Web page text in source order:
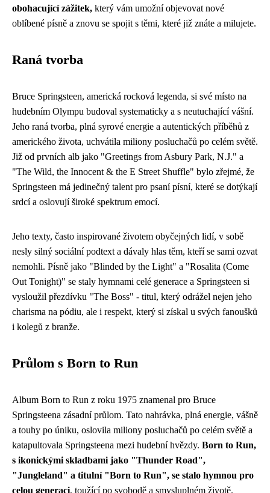
obohacující zážitek, který vám umožní objevovat nové
oblíbené písně a znovu se spojit s těmi, které již znáte a milujete.
Raná tvorba
Bruce Springsteen, americká rocková legenda, si své místo na
hudebním Olympu budoval systematicky a s neutuchající vášní.
Jeho raná tvorba, plná syrové energie a autentických příběhů z
amerického života, uchvátila miliony posluchačů po celém světě.
Již od prvních alb jako "Greetings from Asbury Park, N.J." a
"The Wild, the Innocent & the E Street Shuffle" bylo zřejmé, že
Springsteen má jedinečný talent pro psaní písní, které se dotýkají
srdcí a oslovují široké spektrum emocí.
Jeho texty, často inspirované životem obyčejných lidí, v sobě
nesly silný sociální podtext a dávaly hlas těm, kteří se sami ozvat
nemohli. Písně jako "Blinded by the Light" a "Rosalita (Come
Out Tonight)" se staly hymnami celé generace a Springsteen si
vysloužil přezdívku "The Boss" - titul, který odrážel nejen jeho
charisma na pódiu, ale i respekt, který si získal u svých fanoušků
i kolegů z branže.
Průlom s Born to Run
Album Born to Run z roku 1975 znamenal pro Bruce
Springsteena zásadní průlom. Tato nahrávka, plná energie, vášně
a touhy po úniku, oslovila miliony posluchačů po celém světě a
katapultovala Springsteena mezi hudební hvězdy. Born to Run,
s ikonickými skladbami jako "Thunder Road",
"Jungleland" a titulní "Born to Run", se stalo hymnou pro
celou generaci, toužící po svobodě a smysluplném životě.